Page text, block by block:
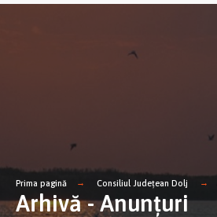
Prima pagină Consiliul Județean Dolj
Arhivă - Anunțuri